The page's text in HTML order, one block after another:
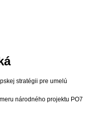
stratégii pre umelú
národného projektu PO7